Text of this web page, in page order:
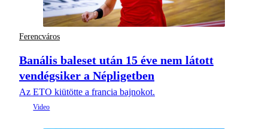
Ferencváros
Banális baleset után 15 éve nem látott
vendégsiker a Népligetben
Az ETO kiütötte a francia bajnokot.